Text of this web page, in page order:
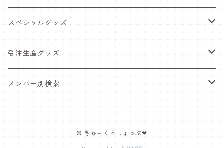
25.4 きゅ～くま
25新体制 衣装
25.2 メンカラ交換！メイド服
25.5 セーラー服
25.4 きゅ～くま
25新体制 衣装
25.5 セーラー服
25.4 きゅ～くま
25新体制 衣装
スペシャルグッズ
ワンマンライブグッズ
ペンライト
受注生産グッズ
推しTシャツ
メンバー別検索
© きゅ～くるしょっぷ❤